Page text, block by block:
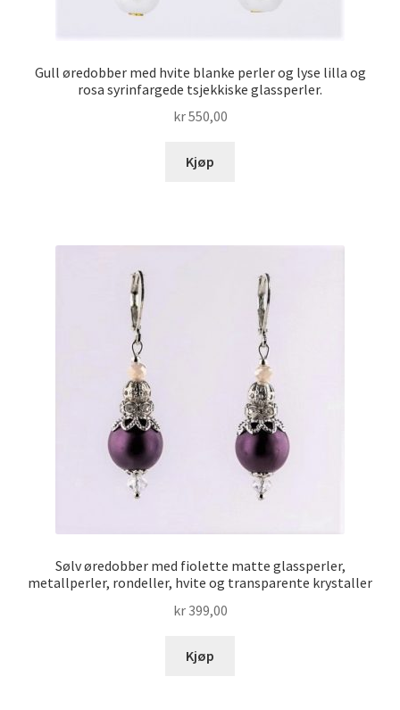
Gull øredobber med hvite blanke perler og lyse lilla og
rosa syrinfargede tsjekkiske glassperler.
kr550,00
Kjøp
Sølv øredobber med fiolette matte glassperler,
metallperler, rondeller, hvite og transparente krystaller
kr399,00
Kjøp